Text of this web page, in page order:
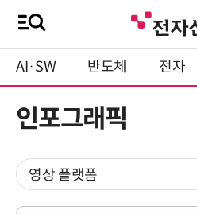
AI·SW 반도체 전자
인포그래픽